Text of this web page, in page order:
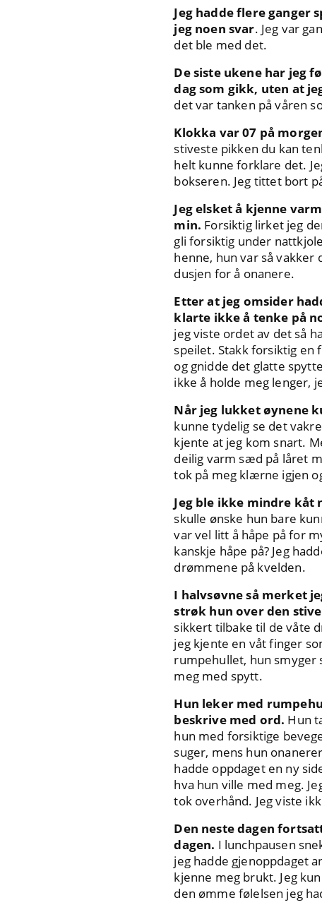
Jeg hadde flere ganger
jeg noen svar. Jeg var
det ble med det.
De siste ukene har jeg
dag som gikk, uten at
det var tanken på våren
Klokka var 07 på
stiveste pikken du kan
helt kunne forklare det.
bokseren. Jeg tittet bort
Jeg elsket å kjenne
min. Forsiktig lirket jeg
gli forsiktig under
henne, hun var så
dusjen for å onanere.
Etter at jeg omsider
klarte ikke å tenke på
jeg viste ordet av det så
speilet. Stakk forsiktig en
og gnidde det glatte
ikke å holde meg lenger,
Når jeg lukket øynene
kunne tydelig se det
kjente at jeg kom snart.
deilig varm sæd på låret
tok på meg klærne igjen
Jeg ble ikke mindre kåt
skulle ønske hun bare
var vel litt å håpe på for
kanskje håpe på? Jeg
drømmene på kvelden.
I halvsøvne så merket
strøk hun over den
sikkert tilbake til de våte
jeg kjente en våt finger
rumpehullet, hun smyger
meg med spytt.
Hun leker med
beskrive med ord. Hun
hun med forsiktige
suger, mens hun
hadde oppdaget en ny
hva hun ville med meg.
tok overhånd. Jeg viste
Den neste dagen
dagen. I lunchpausen
jeg hadde gjenoppdaget
kjenne meg brukt. Jeg
den ømme følelsen jeg